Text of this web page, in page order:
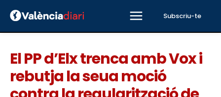
Subscriu-te
El PP d’Elx trenca amb Vox i
rebutja la seua moció